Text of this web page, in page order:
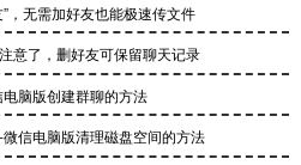
，无需加好友也能极速传文件
意了，删好友可保留聊天记录
脑版创建群聊的方法
信电脑版清理磁盘空间的方法